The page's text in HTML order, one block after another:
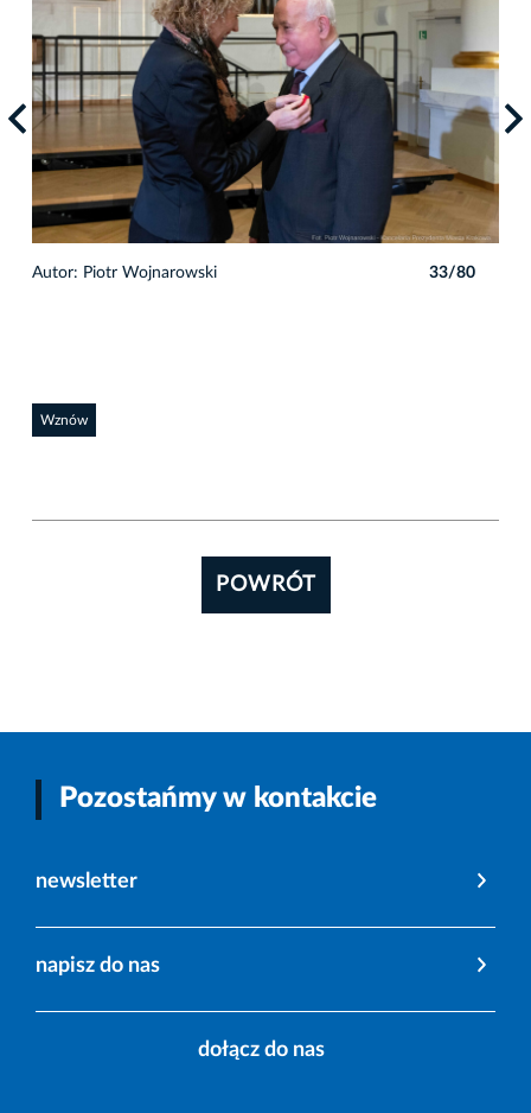
Autor: Piotr Wojnarowski 33/80
Wznów
POWRÓT
Pozostańmy w kontakcie
newsletter
napisz do nas
dołącz do nas